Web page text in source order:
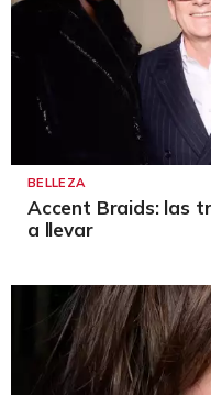
BELLEZA
Accent Braids: las
a llevar